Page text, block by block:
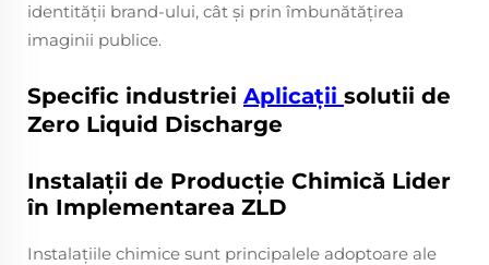
identității brand-ului, cât și prin îmbunătățirea
imaginii publice.
Specific industriei Aplicații solutii de
Zero Liquid Discharge
Instalații de Producție Chimică Lider
în Implementarea ZLD
Instalațiile chimice sunt principalele adoptoare ale